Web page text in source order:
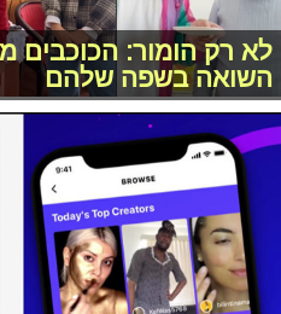
לא רק הומור: הכוכבים
השואה בשפה שלהם